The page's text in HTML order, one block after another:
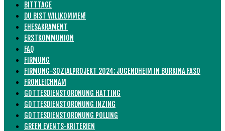
BITTTAGE
DU BIST WILLKOMMEN!
EHESAKRAMENT
ERSTKOMMUNION
FAQ
FIRMUNG
FIRMUNG-SOZIALPROJEKT 2024: JUGENDHEIM IN BURKINA FASO
FRONLEICHNAM
GOTTESDIENSTORDNUNG HATTING
GOTTESDIENSTORDNUNG INZING
GOTTESDIENSTORDNUNG POLLING
GREEN EVENTS-KRITERIEN